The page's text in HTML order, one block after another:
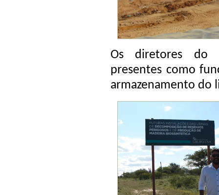
Os diretores do
presentes como
armazenamento do